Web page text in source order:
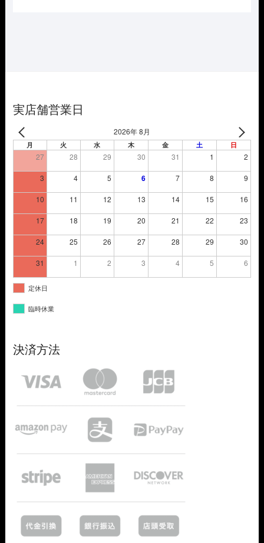
実店舗営業日
2026年 8月
月 火 水 木 金 土 日
27 28 29 30 31 1 2
3 4 5 6 7 8 9
10 11 12 13 14 15 16
17 18 19 20 21 22 23
24 25 26 27 28 29 30
31 1 2 3 4 5 6
定休日
臨時休業
決済方法